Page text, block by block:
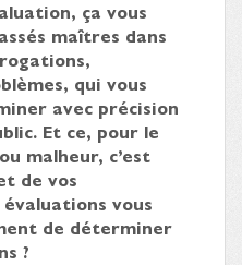
ça vous
maîtres dans
qui vous
avec précision
Et ce, pour le
malheur, c’est
de vos
vous
de déterminer
?